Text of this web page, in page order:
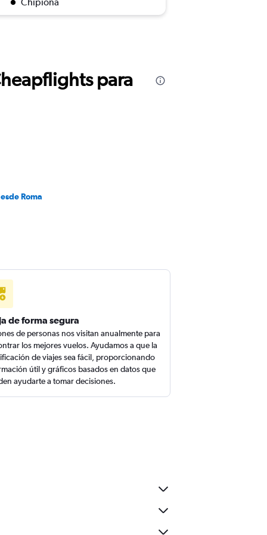
para
Roma
de forma segura
de personas nos visitan anualmente para
los mejores vuelos. Ayudamos a que la
de viajes sea fácil, proporcionando
útil y gráficos basados en datos que
ayudarte a tomar decisiones.